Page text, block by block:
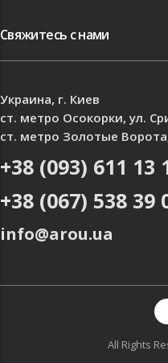
Свяжитесь с нами
Украина, г. Киев
ст. метро Осокорки, ул.
ст. метро Золотые
+38 (093) 611 13
+38 (067) 538 39
info@arou.ua
All Rights